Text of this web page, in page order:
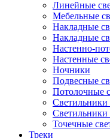
Линейные
Мебельные
Накладные
Накладные
Настенно-
Настенные
Ночники
Подвесные
Потолочные
Светильники
Светильники
Точечные
Треки